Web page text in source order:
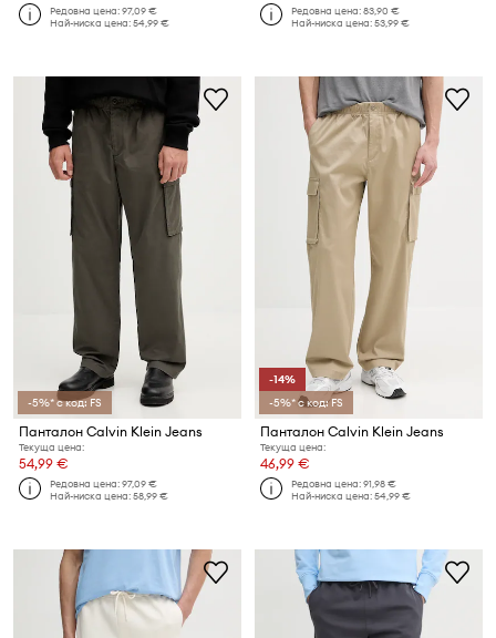
Редовна цена:97,09 €
Най-ниска цена:54,99 €
Редовна цена:83,90 €
Най-ниска цена:53,99 €
-5%* с код: FS
Панталон Calvin Klein Jeans
Текуща цена:
54,99 €
Редовна цена:97,09 €
Най-ниска цена:58,99 €
-14%
-5%* с код: FS
Панталон Calvin Klein Jeans
Текуща цена:
46,99 €
Редовна цена:91,98 €
Най-ниска цена:54,99 €